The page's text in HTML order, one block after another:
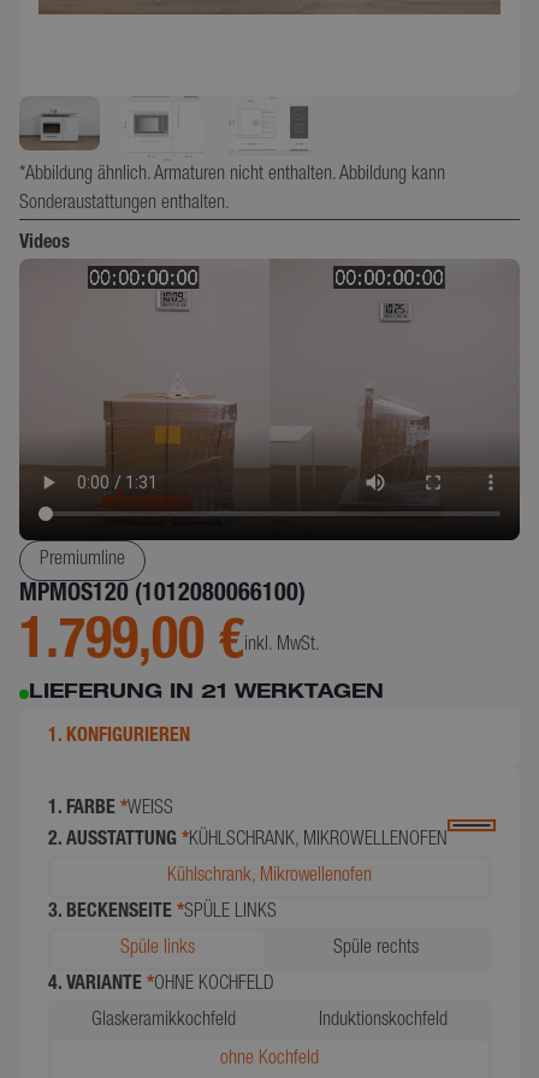
*Abbildung ähnlich. Armaturen nicht enthalten. Abbildung kann
Sonderaustattungen enthalten.
Videos
Premiumline
MPMOS120 (1012080066100)
1.799,00 €inkl. MwSt.
LIEFERUNG IN 21 WERKTAGEN
1. KONFIGURIEREN
1. FARBE *WEISS
2. AUSSTATTUNG *KÜHLSCHRANK, MIKROWELLENOFEN
Kühlschrank, Mikrowellenofen
3. BECKENSEITE *SPÜLE LINKS
Spüle links
Spüle rechts
4. VARIANTE *OHNE KOCHFELD
Glaskeramikkochfeld
Induktionskochfeld
ohne Kochfeld